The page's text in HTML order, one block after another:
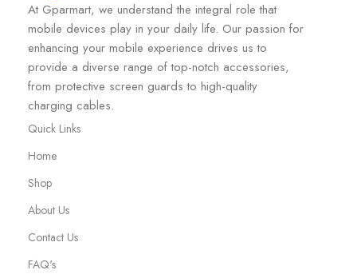
At Gparmart, we understand the integral role that
mobile devices play in your daily life. Our passion for
enhancing your mobile experience drives us to
provide a diverse range of top-notch accessories,
from protective screen guards to high-quality
charging cables.
Quick Links
Home
Shop
About Us
Contact Us
FAQ's